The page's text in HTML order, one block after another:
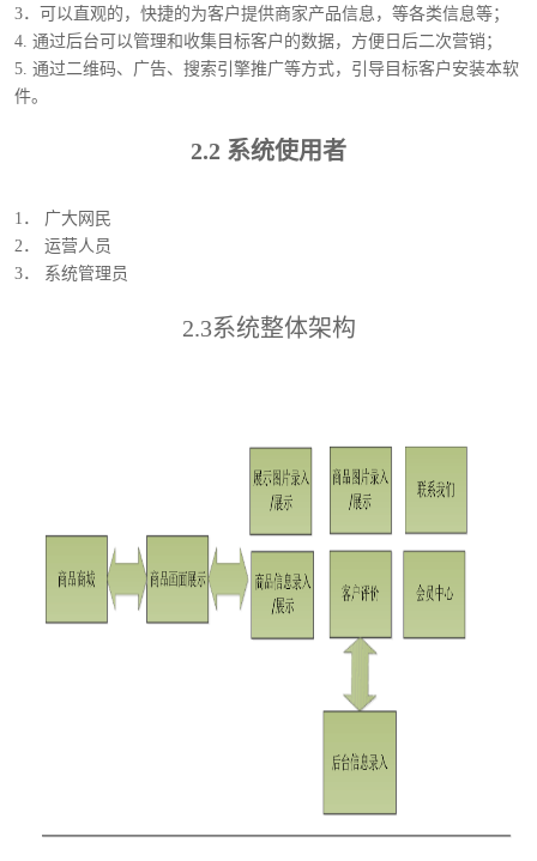
3．可以直观的，快捷的为客户提供商家产品信息，等各类信息等；
4. 通过后台可以管理和收集目标客户的数据，方便日后二次营销；
5. 通过二维码、广告、搜索引擎推广等方式，引导目标客户安装本软
件。
2.2 系统使用者
1． 广大网民
2． 运营人员
3． 系统管理员
2.3系统整体架构